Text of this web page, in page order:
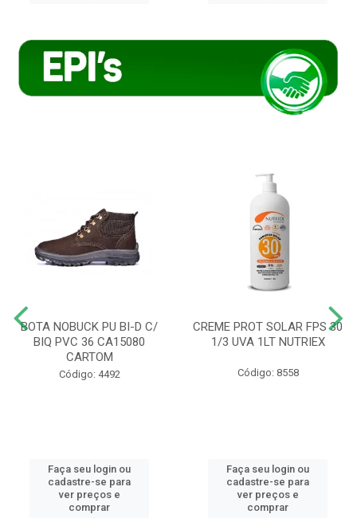
BOTA NOBUCK PU BI-D C/
BIQ PVC 36 CA15080
CARTOM
Código: 4492
Faça seu login ou
cadastre-se para
ver preços e
comprar
CREME PROT SOLAR FPS 30
1/3 UVA 1LT NUTRIEX
Código: 8558
Faça seu login ou
cadastre-se para
ver preços e
comprar